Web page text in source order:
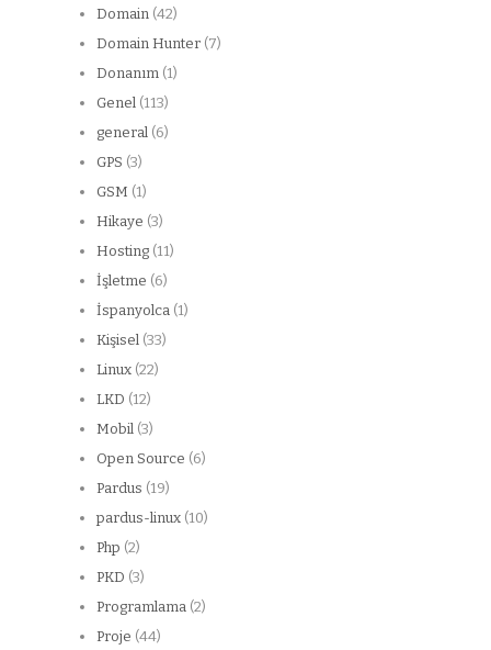
Domain (42)
Domain Hunter (7)
Donanım (1)
Genel (113)
general (6)
GPS (3)
GSM (1)
Hikaye (3)
Hosting (11)
İşletme (6)
İspanyolca (1)
Kişisel (33)
Linux (22)
LKD (12)
Mobil (3)
Open Source (6)
Pardus (19)
pardus-linux (10)
Php (2)
PKD (3)
Programlama (2)
Proje (44)